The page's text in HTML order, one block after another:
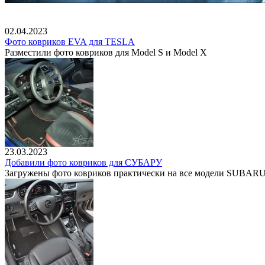
02.04.2023
Фото ковриков EVA для TESLA
Разместили фото ковриков для Model S и Model X
23.03.2023
Добавили фото ковриков для СУБАРУ
Загружены фото ковриков практически на все модели